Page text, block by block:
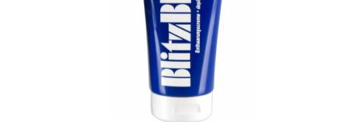
LEER MÁS